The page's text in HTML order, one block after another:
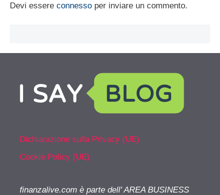
Devi essere connesso per inviare un commento.
Dichiarazione sulla Privacy (UE)
Cookie Policy (UE)
finanzalive.com è parte dell' AREA BUSINESS